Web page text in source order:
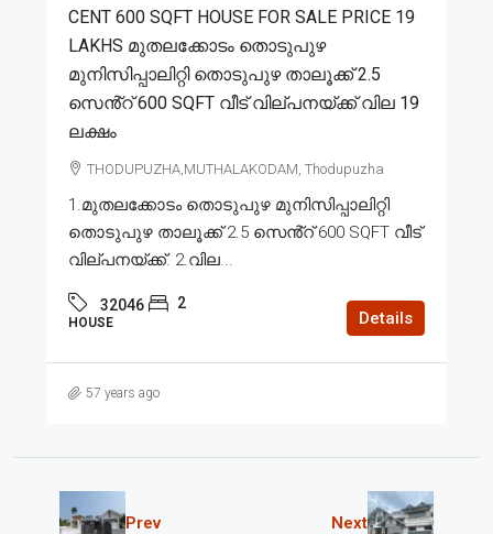
CENT 600 SQFT HOUSE FOR SALE PRICE 19
LAKHS മുതലക്കോടം തൊടുപുഴ
മുനിസിപ്പാലിറ്റി തൊടുപുഴ താലൂക്ക് 2.5
സെൻ്റ് 600 SQFT വീട് വില്പനയ്ക്ക് വില 19
ലക്ഷം
THODUPUZHA,MUTHALAKODAM, Thodupuzha
1.മുതലക്കോടം തൊടുപുഴ മുനിസിപ്പാലിറ്റി
തൊടുപുഴ താലൂക്ക് 2.5 സെൻ്റ് 600 SQFT വീട്
വില്പനയ്ക്ക്. 2.വില...
32046 2
HOUSE Details
57 years ago
Prev Next